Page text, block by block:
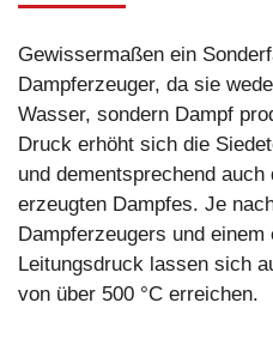
Gewissermaßen ein
Dampferzeuger, da sie
Wasser, sondern Dampf
Druck erhöht sich die
und dementsprechend auch
erzeugten Dampfes. Je
Dampferzeugers und einem
Leitungsdruck lassen sich
von über 500 °C erreichen.